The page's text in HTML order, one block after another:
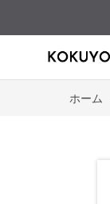
ホーム